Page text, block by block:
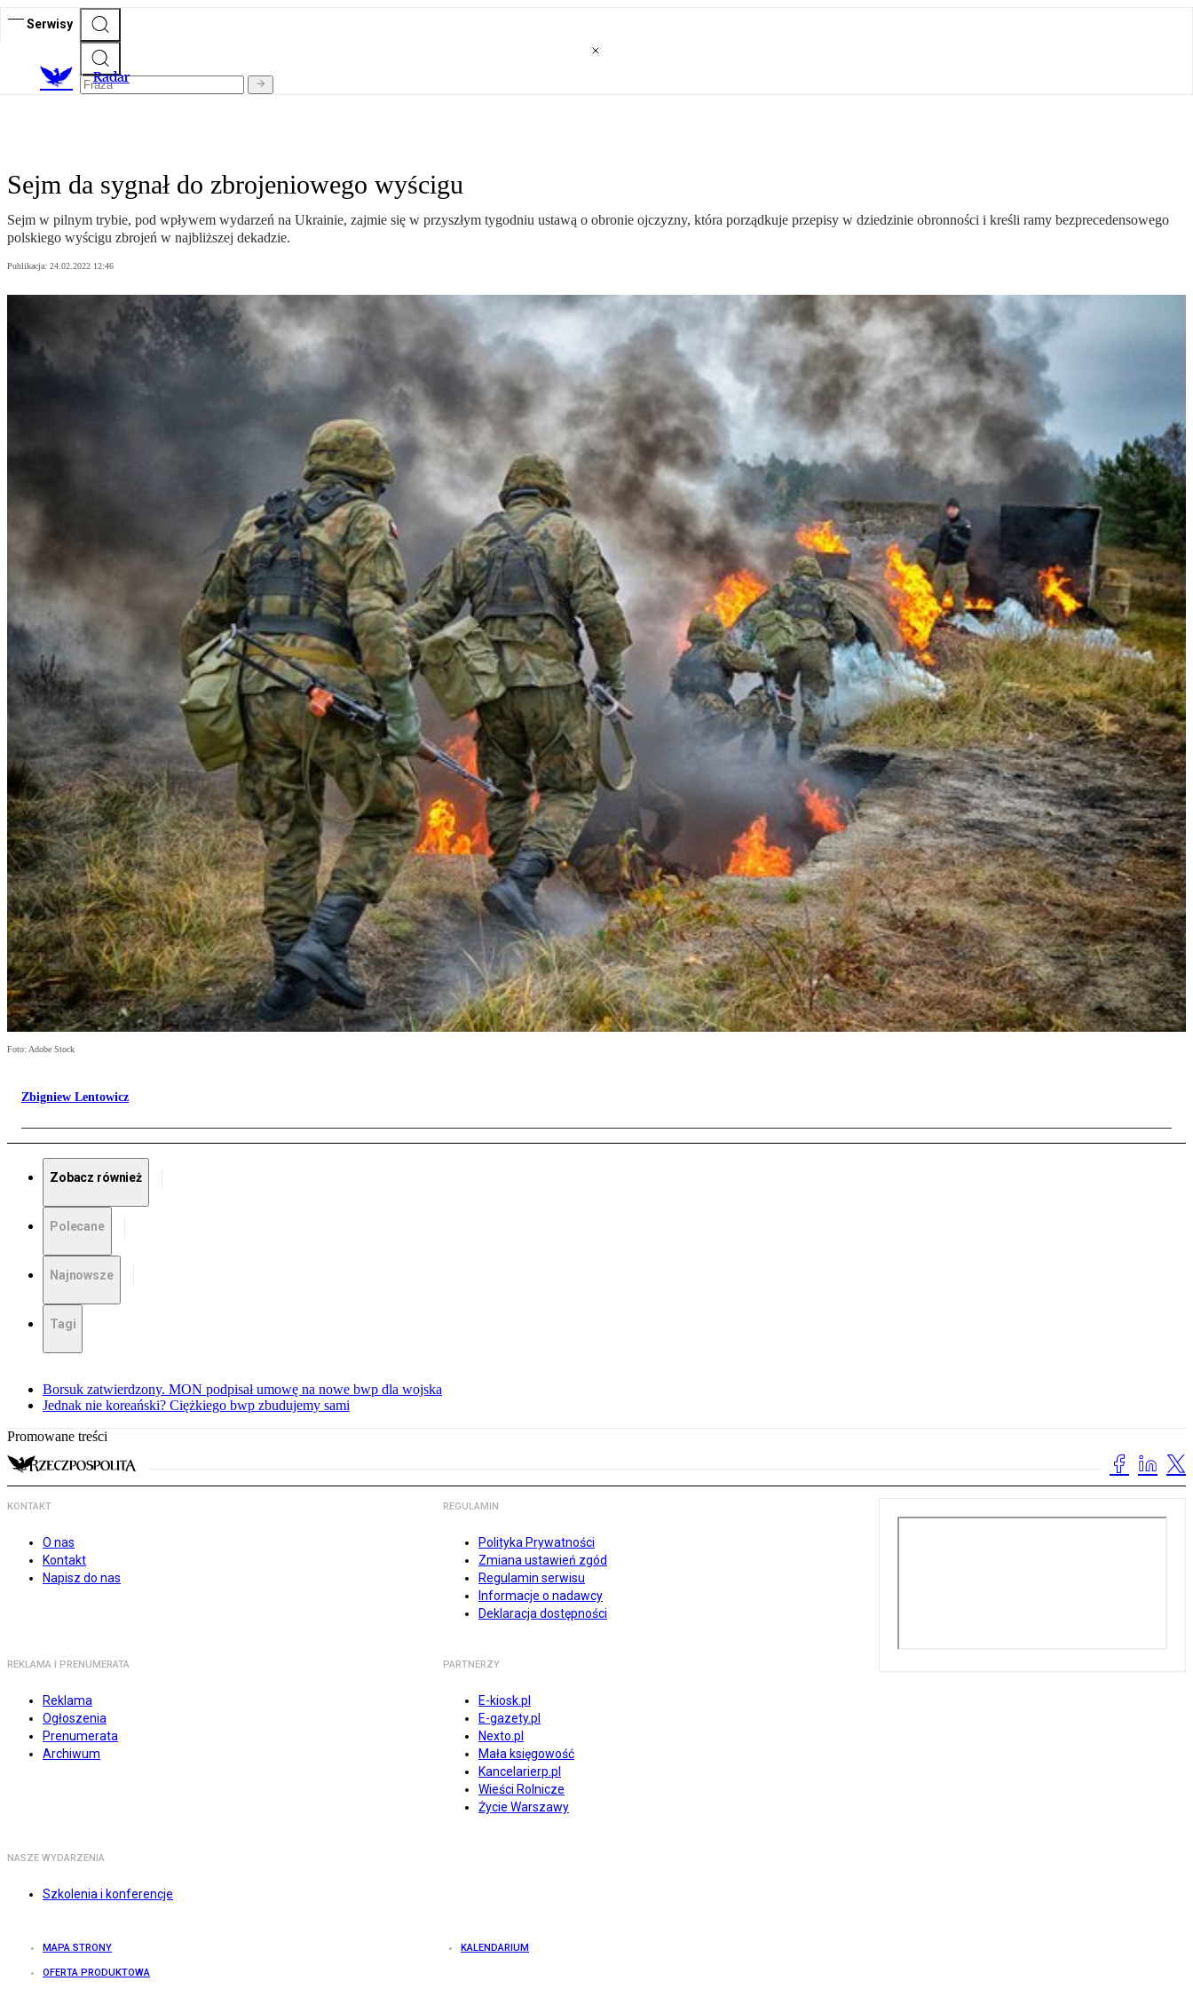
Serwisy
Radar
Sejm da sygnał do zbrojeniowego wyścigu
Sejm w pilnym trybie, pod wpływem wydarzeń na Ukrainie, zajmie się w przyszłym tygodniu ustawą o obronie ojczyzny, która porządkuje przepisy w dziedzinie obronności i kreśli ramy bezprecedensowego
polskiego wyścigu zbrojeń w najbliższej dekadzie.
Publikacja: 24.02.2022 12:46
Foto: Adobe Stock
Zbigniew Lentowicz
Zobacz również
Polecane
Najnowsze
Tagi
Borsuk zatwierdzony. MON podpisał umowę na nowe bwp dla wojska
Jednak nie koreański? Ciężkiego bwp zbudujemy sami
Promowane treści
KONTAKT
O nas
Kontakt
Napisz do nas
REGULAMIN
Polityka Prywatności
Zmiana ustawień zgód
Regulamin serwisu
Informacje o nadawcy
Deklaracja dostępności
REKLAMA I PRENUMERATA
Reklama
Ogłoszenia
Prenumerata
Archiwum
PARTNERZY
E-kiosk.pl
E-gazety.pl
Nexto.pl
Mała księgowość
Kancelarierp.pl
Wieści Rolnicze
Życie Warszawy
NASZE WYDARZENIA
Szkolenia i konferencje
MAPA STRONY KALENDARIUM
OFERTA PRODUKTOWA